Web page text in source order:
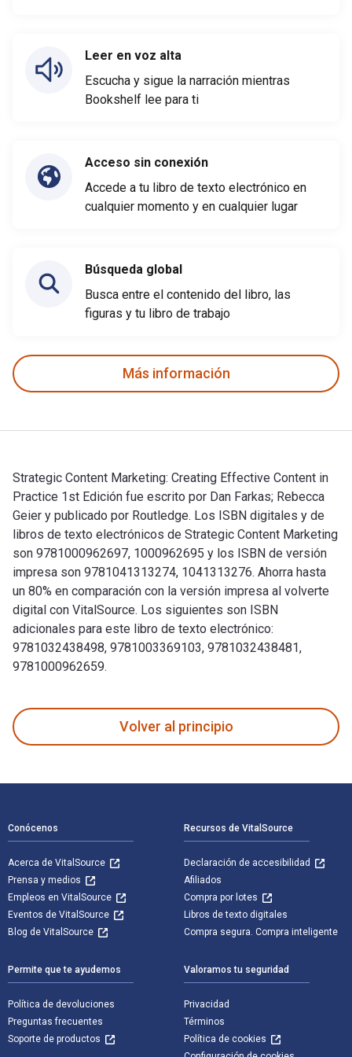
Leer en voz alta
Escucha y sigue la narración mientras
Bookshelf lee para ti
Acceso sin conexión
Accede a tu libro de texto electrónico en
cualquier momento y en cualquier lugar
Búsqueda global
Busca entre el contenido del libro, las
figuras y tu libro de trabajo
Más información
Strategic Content Marketing: Creating Effective Content in
Practice 1st Edición fue escrito por Dan Farkas; Rebecca
Geier y publicado por Routledge. Los ISBN digitales y de
libros de texto electrónicos de Strategic Content Marketing
son 9781000962697, 1000962695 y los ISBN de versión
impresa son 9781041313274, 1041313276. Ahorra hasta
un 80% en comparación con la versión impresa al volverte
digital con VitalSource. Los siguientes son ISBN
adicionales para este libro de texto electrónico:
9781032438498, 9781003369103, 9781032438481,
9781000962659.
Volver al principio
Conócenos
Acerca de VitalSource
Prensa y medios
Empleos en VitalSource
Eventos de VitalSource
Blog de VitalSource
Recursos de VitalSource
Declaración de accesibilidad
Afiliados
Compra por lotes
Libros de texto digitales
Compra segura. Compra inteligente
Permite que te ayudemos
Política de devoluciones
Preguntas frecuentes
Soporte de productos
Valoramos tu seguridad
Privacidad
Términos
Política de cookies